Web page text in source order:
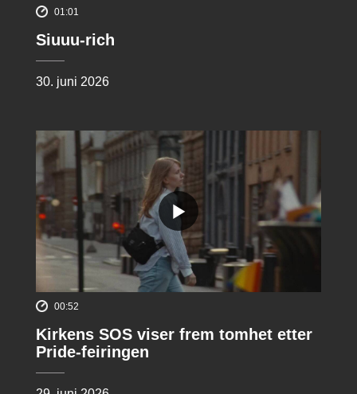
01:01
Siuuu-rich
30. juni 2026
00:52
Kirkens SOS viser frem tomhet etter
Pride-feiringen